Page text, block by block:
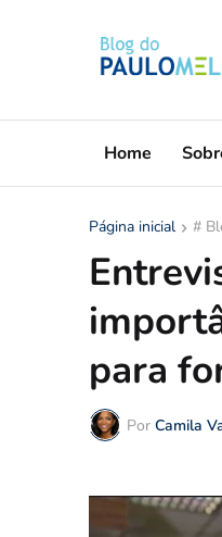
Home
Página inicial #
para
Por Camila